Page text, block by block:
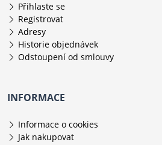
Přihlaste se
Registrovat
Adresy
Historie objednávek
Odstoupení od smlouvy
INFORMACE
Informace o cookies
Jak nakupovat